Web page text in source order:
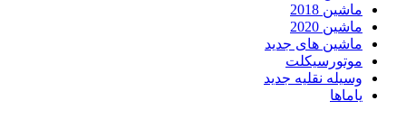
ماشین 2018
ماشین 2020
ماشین های جدید
موتورسیکلت
وسیله نقلیه جدید
یاماها